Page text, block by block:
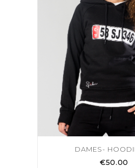
DAMES-
€50.00